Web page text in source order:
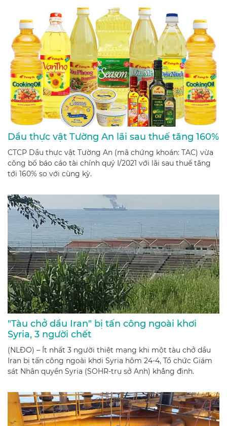
cách làm dưa món miền Trung ngon chuẩn vị. Mời bạn
cùng theo dõi nhé!
Dầu thực vật Tường An lãi sau thuế tăng 160%
CTCP Dầu thực vật Tường An (mã chứng khoán: TAC) vừa
công bố báo cáo tài chính quý I/2021 với lãi sau thuế tăng
tới 160% so với cùng kỳ.
"Tàu chở dầu Iran" bị tấn công ngoài khơi
Syria, 3 người chết
(NLĐO) – Ít nhất 3 người thiệt mạng khi một tàu chở dầu
Iran bị tấn công ngoài khơi Syria hôm 24-4, Tổ chức Giám
sát Nhân quyền Syria (SOHR-trụ sở Anh) khẳng định.